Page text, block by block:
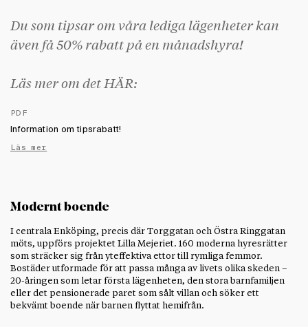
Du som tipsar om våra lediga lägenheter kan
även få 50% rabatt på en månadshyra!
Läs mer om det HÄR:
PDF
Information om tipsrabatt!
Läs mer
Modernt boende
I centrala Enköping, precis där Torggatan och Östra Ringgatan
möts, uppförs projektet Lilla Mejeriet. 160 moderna hyresrätter
som sträcker sig från yteffektiva ettor till rymliga femmor.
Bostäder utformade för att passa många av livets olika skeden –
20-åringen som letar första lägenheten, den stora barnfamiljen
eller det pensionerade paret som sålt villan och söker ett
bekvämt boende när barnen flyttat hemifrån.